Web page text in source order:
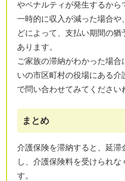
やペナルティが発生するから
一時的に収入が減った場合や
どによって、支払い期間の
あります。
ご家族の滞納がわかった場合
いの市区町村の役場にある介
で問い合わせてみてください
まとめ
介護保険を滞納すると、延滞
し、介護保険料を受けられな
す。